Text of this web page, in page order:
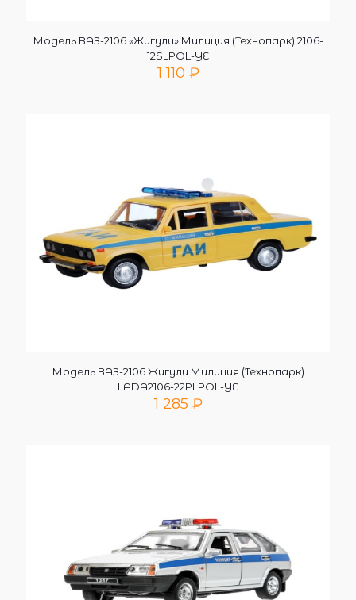
Модель ВАЗ-2106 «Жигули» Милиция (Технопарк) 2106-
12SLPOL-YE
1 110 ₽
Модель ВАЗ-2106 Жигули Милиция (Технопарк)
LADA2106-22PLPOL-YE
1 285 ₽